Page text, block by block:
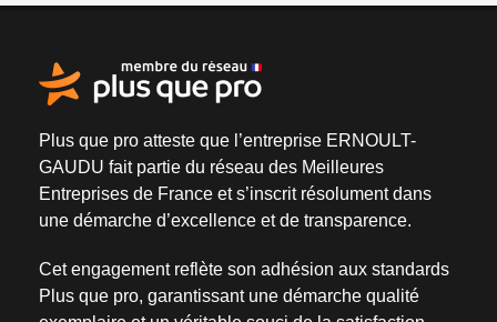
Plus que pro atteste que l’entreprise ERNOULT-
GAUDU fait partie du réseau des Meilleures
Entreprises de France et s’inscrit résolument dans
une démarche d’excellence et de transparence.
Cet engagement reflète son adhésion aux standards
Plus que pro, garantissant une démarche qualité